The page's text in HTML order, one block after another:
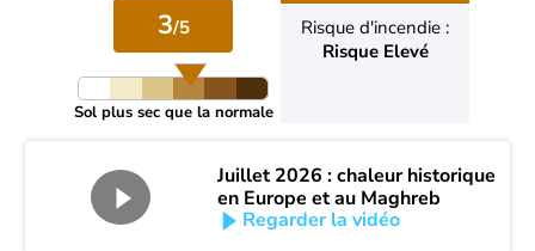
3/5
Sol plus sec que la normale
Risque d'incendie :
Risque Elevé
Juillet 2026 : chaleur historique
en Europe et au Maghreb
Regarder la vidéo